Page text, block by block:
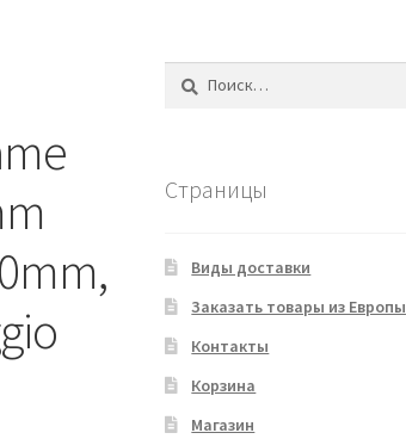
Страницы
Виды доставки
Заказать товары из Европы
Контакты
Корзина
Магазин